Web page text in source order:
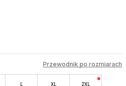
Przewodnik po rozmiarach
L XL 2XL